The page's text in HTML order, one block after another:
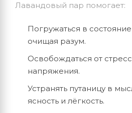
Лавандовый пар помогает:
Погружаться в
очищая разум.
Освобождаться от
напряжения.
Устранять путаницу в
ясность и лёгкость.